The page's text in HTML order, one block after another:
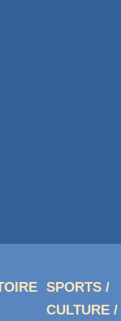
SPORTS /
CULTURE /